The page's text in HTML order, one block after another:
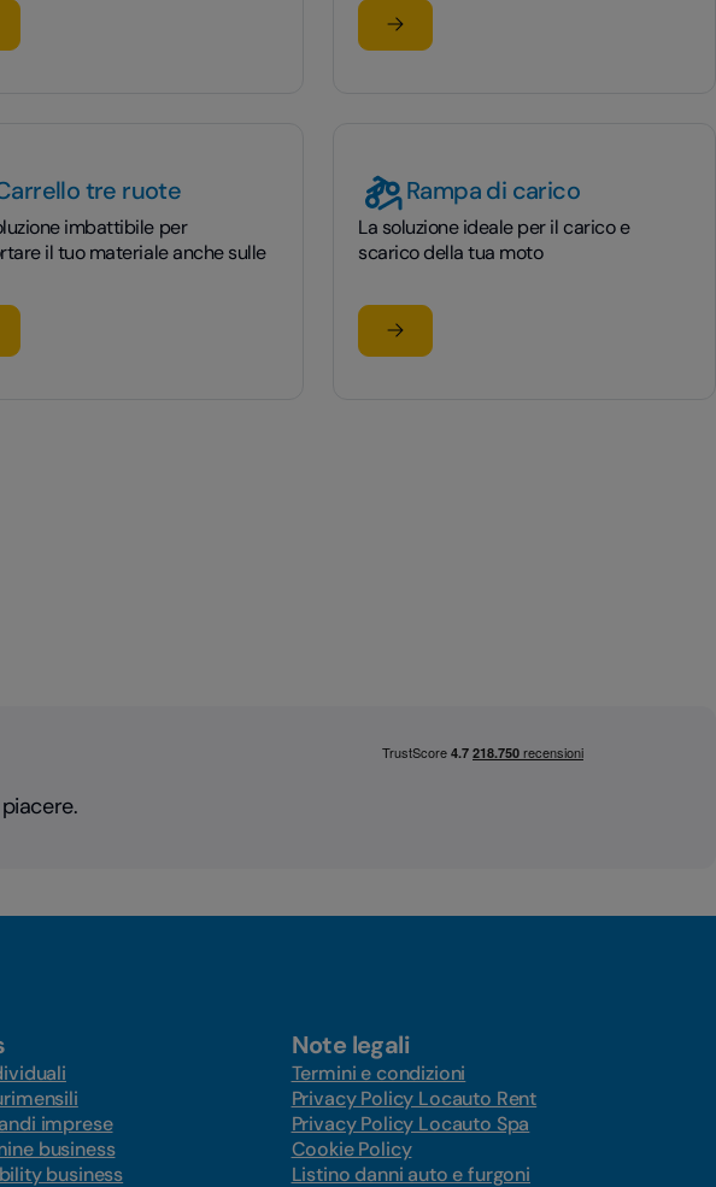
di più
Anti Infortuni
Scopri di più
su Assistenza stradale estesa
tre ruote
imbattibile per
il tuo materiale anche sulle
di più
tre ruote
Rampa di carico
La soluzione ideale per il carico e
scarico della tua moto
Scopri di più
su Rampa di carico
imprese
business
business
Note legali
Termini e condizioni
Privacy Policy Locauto Rent
Privacy Policy Locauto Spa
Cookie Policy
Listino danni auto e furgoni